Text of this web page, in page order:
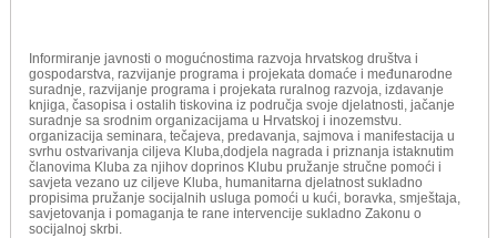
Informiranje javnosti o mogućnostima razvoja hrvatskog društva i
gospodarstva, razvijanje programa i projekata domaće i međunarodne
suradnje, razvijanje programa i projekata ruralnog razvoja, izdavanje
knjiga, časopisa i ostalih tiskovina iz područja svoje djelatnosti, jačanje
suradnje sa srodnim organizacijama u Hrvatskoj i inozemstvu.
organizacija seminara, tečajeva, predavanja, sajmova i manifestacija u
svrhu ostvarivanja ciljeva Kluba,dodjela nagrada i priznanja istaknutim
članovima Kluba za njihov doprinos Klubu pružanje stručne pomoći i
savjeta vezano uz ciljeve Kluba, humanitarna djelatnost sukladno
propisima pružanje socijalnih usluga pomoći u kući, boravka, smještaja,
savjetovanja i pomaganja te rane intervencije sukladno Zakonu o
socijalnoj skrbi.